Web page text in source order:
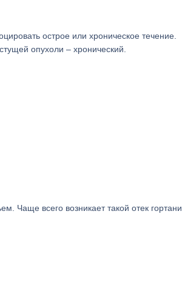
острое или хроническое течение.
опухоли – хронический.
Чаще всего возникает такой отек гортани